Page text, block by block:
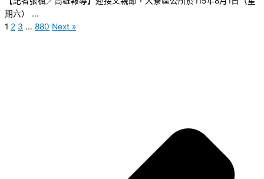
期六） ...
1 2 3 ... 880 Next »